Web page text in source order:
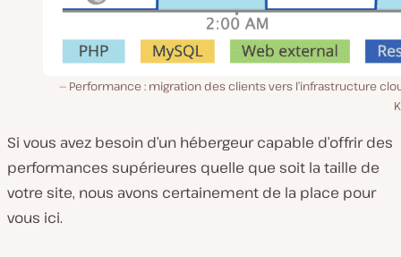
Performance : migration des clients vers l’infrastructure
Si vous avez besoin d’un hébergeur capable d’offrir des
performances supérieures quelle que soit la taille de
votre site, nous avons certainement de la place pour
vous ici.